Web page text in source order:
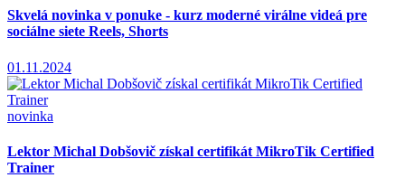
Skvelá novinka v ponuke - kurz moderné virálne videá pre
sociálne siete Reels, Shorts
01.11.2024
novinka
Lektor Michal Dobšovič získal certifikát MikroTik Certified
Trainer